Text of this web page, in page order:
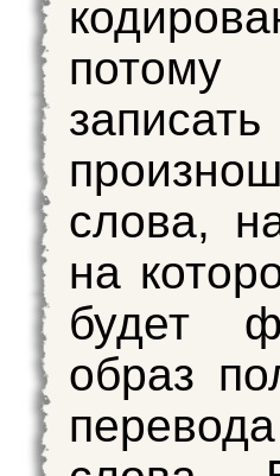
слова,
на
будет
образ